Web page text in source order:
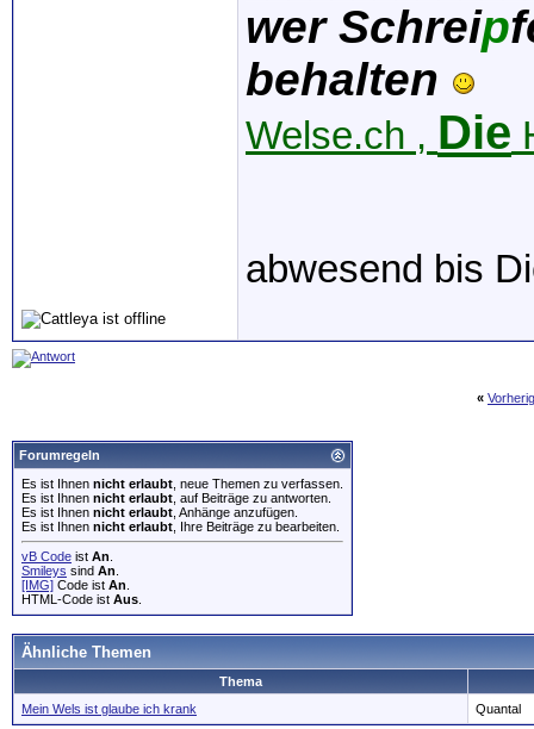
wer Schreip
behalten
Welse.ch , Die
abwesend bis
«
Forumregeln
Es ist Ihnen nicht erlaubt , neue Themen zu verfassen.
Es ist Ihnen nicht erlaubt , auf Beiträge zu antworten.
Es ist Ihnen nicht erlaubt , Anhänge anzufügen.
Es ist Ihnen nicht erlaubt , Ihre Beiträge zu bearbeiten.
vB Code ist An
Smileys sind An
[IMG] Code ist An
HTML-Code ist Aus
Ähnliche Themen
Thema
Mein Wels ist glaube ich krank
Quantal